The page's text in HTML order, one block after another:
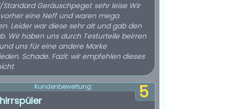
Geräuschpegel: sehr leise Wir
eine Neff und waren mega
Leider war diese sehr alt und gab den
Wir haben uns durch Testurteile beirren
uns für eine andere Marke
Fazit: wir empfehlen dieses
5
Kundenbewertung: